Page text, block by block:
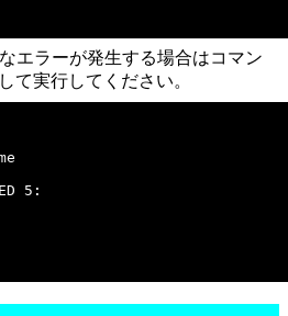
エラーが発生する場合はコマン
て実行してください。